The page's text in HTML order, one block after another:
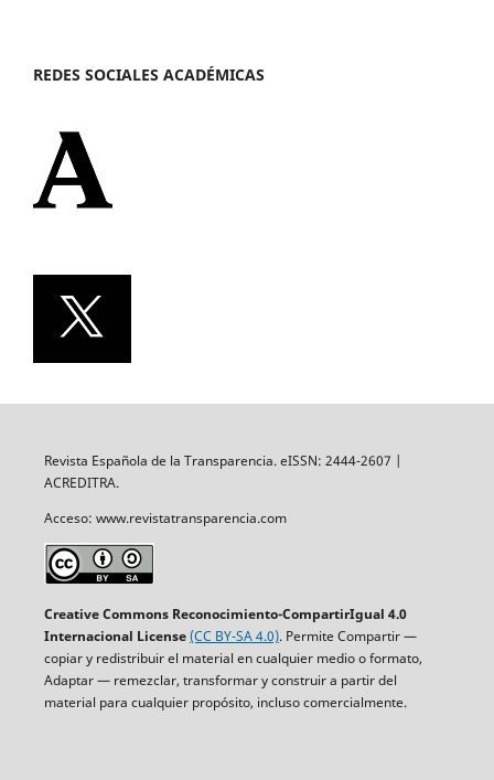
REDES SOCIALES ACADÉMICAS
Revista Española de la Transparencia. eISSN: 2444-2607 |
ACREDITRA.
Acceso: www.revistatransparencia.com
Creative Commons Reconocimiento-CompartirIgual 4.0
Internacional License(CC BY-SA 4.0). Permite Compartir —
copiar y redistribuir el material en cualquier medio o formato,
Adaptar — remezclar, transformar y construir a partir del
material para cualquier propósito, incluso comercialmente.